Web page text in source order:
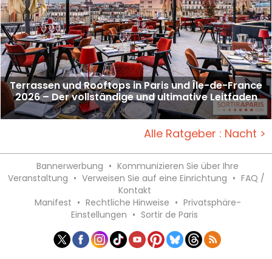
Terrassen und Rooftops in Paris und Île-de-France
2026 – Der vollständige und ultimative Leitfaden
Alle Ratgeber : Nacht >
Bannerwerbung • Kommunizieren Sie über Ihre
Veranstaltung • Verweisen Sie auf eine Einrichtung • FAQ /
Kontakt
Manifest • Rechtliche Hinweise • Privatsphäre-
Einstellungen • Sortir de Paris